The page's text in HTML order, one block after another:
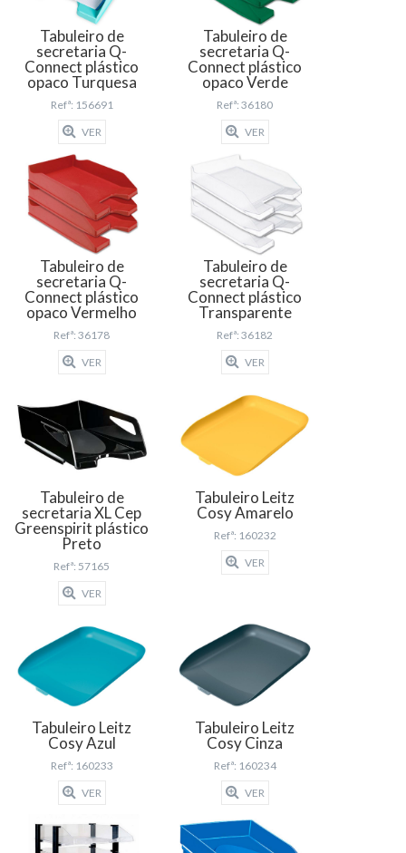
Tabuleiro de
secretaria Q-
Connect plástico
opaco Turquesa
Refª: 156691
VER
Tabuleiro de
secretaria Q-
Connect plástico
opaco Verde
Refª: 36180
VER
Tabuleiro de
secretaria Q-
Connect plástico
opaco Vermelho
Refª: 36178
VER
Tabuleiro de
secretaria Q-
Connect plástico
Transparente
Refª: 36182
VER
Tabuleiro de
secretaria XL Cep
Greenspirit plástico
Preto
Refª: 57165
VER
Tabuleiro Leitz
Cosy Amarelo
Refª: 160232
VER
Tabuleiro Leitz
Cosy Azul
Refª: 160233
VER
Tabuleiro Leitz
Cosy Cinza
Refª: 160234
VER